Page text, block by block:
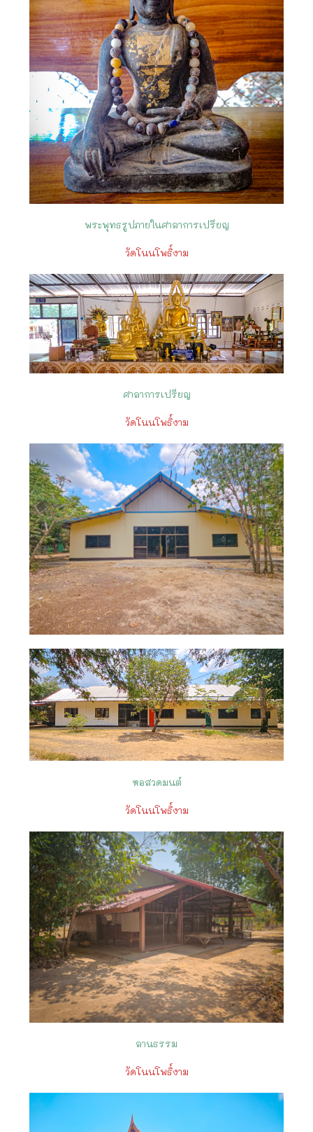
พระพุทธรูปภายในศาลาการเปรียญ
วัดโนนโพธิ์งาม
ศาลาการเปรียญ
วัดโนนโพธิ์งาม
หอสวดมนต์
วัดโนนโพธิ์งาม
ลานธรรม
วัดโนนโพธิ์งาม